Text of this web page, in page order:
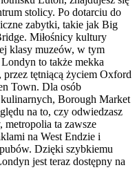
stolicy. Po dotarciu do
zabytki, takie jak Big
Miłośnicy kultury
klasy muzeów, w tym
to także mekka
tętniącą życiem Oxford
Town. Dla osób
Borough Market
na to, czy odwiedzasz
metropolia ta zawsze
na West Endzie i
Dzięki szybkiemu
jest teraz dostępny na